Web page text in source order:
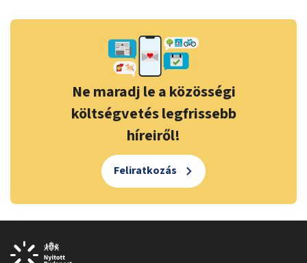
Ne maradj le a közösségi
költségvetés legfrissebb
híreiről!
Feliratkozás